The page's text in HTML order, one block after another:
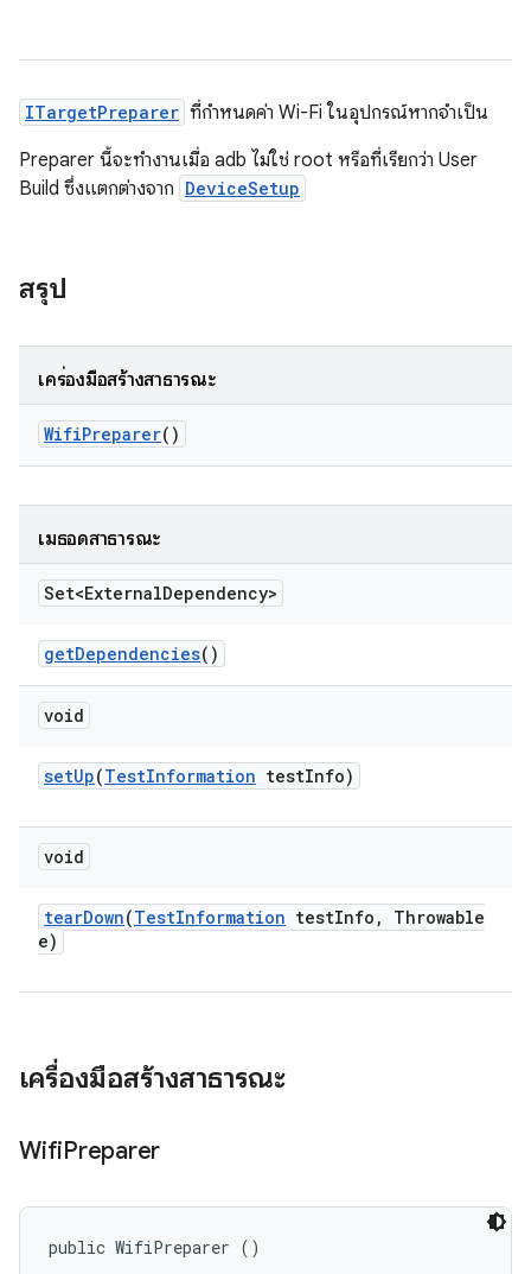
ITargetPreparer ที่กำหนดค่า Wi-Fi ในอุปกรณ์หากจำเป็น
Preparer นี้จะทำงานเมื่อ adb ไม่ใช่ root หรือที่เรียกว่า User
Build ซึ่งแตกต่างจาก DeviceSetup
สรุป
เครื่องมือสร้างสาธารณะ
WifiPreparer()
เมธอดสาธารณะ
Set<ExternalDependency>
getDependencies()
void
setUp(TestInformation testInfo)
void
tearDown(TestInformation testInfo ,
Throwable
e)
เครื่องมือสร้างสาธารณะ
WifiPreparer
public WifiPreparer ()